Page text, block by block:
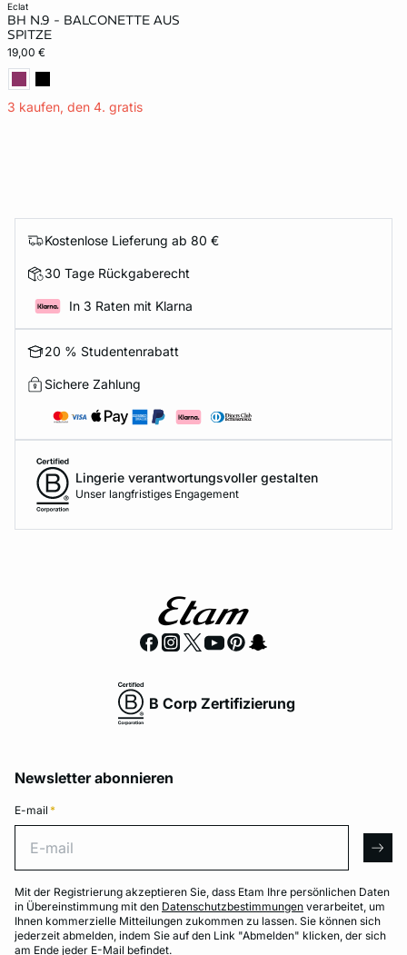
eclat
BH N.9 - BALCONETTE AUS
SPITZE
19,00 €
3 kaufen, den 4. gratis
Kostenlose Lieferung ab 80 €
30 Tage Rückgaberecht
In 3 Raten mit Klarna
20 % Studentenrabatt
Sichere Zahlung
Lingerie verantwortungsvoller gestalten
Unser langfristiges Engagement
B Corp Zertifizierung
Newsletter abonnieren
E-mail *
Mit der Registrierung akzeptieren Sie, dass Etam Ihre persönlichen Daten
in Übereinstimmung mit den Datenschutzbestimmungen verarbeitet, um
Ihnen kommerzielle Mitteilungen zukommen zu lassen. Sie können sich
jederzeit abmelden, indem Sie auf den Link "Abmelden" klicken, der sich
am Ende jeder E-Mail befindet.